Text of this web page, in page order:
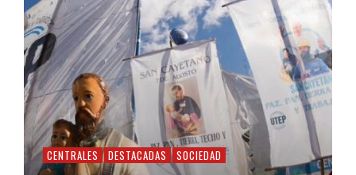
CENTRALES DESTACADAS SOCIEDAD